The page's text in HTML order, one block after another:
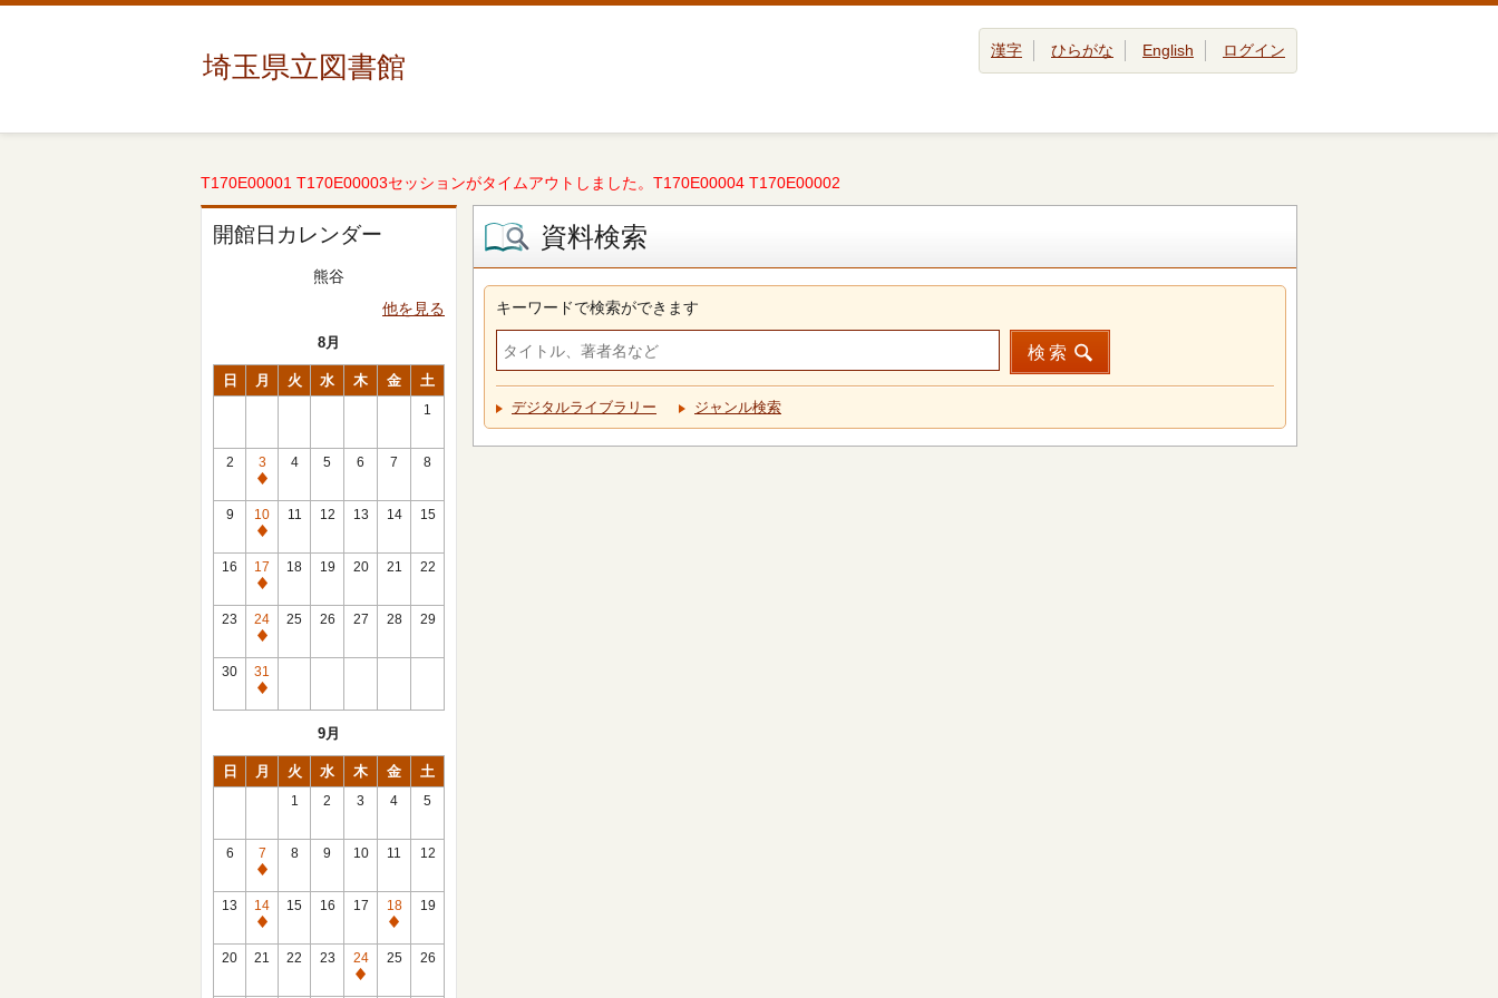
埼玉県立図書館 漢字 ひらがな English ログイン
T170E00001 T170E00003セッションがタイムアウトしました。T170E00004 T170E00002
開館日カレンダー
熊谷
他を見る
8月
日 月 火 水 木 金 土
1
2
3
休
館
日
4 5 6 7 8
9
10
休
館
日
11 12 13 14 15
16
17
休
館
日
18 19 20 21 22
23
24
休
館
日
25 26 27 28 29
30
31
休
9月
日 月 火 水 木 金 土
1 2 3 4 5
6
7
休
館
日
8 9 10 11 12
13
14
休
館
15 16 17
18
休
館
19
20 21 22 23
24
休
25 26
資料検索
キーワードで検索ができます
検索
デジタルライブラリー ジャンル検索